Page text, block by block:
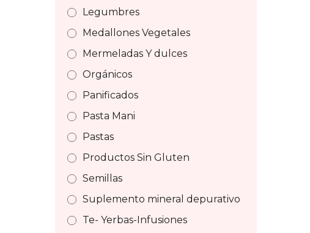
Legumbres
Medallones Vegetales
Mermeladas Y dulces
Orgánicos
Panificados
Pasta Mani
Pastas
Productos Sin Gluten
Semillas
Suplemento mineral depurativo
Te- Yerbas-Infusiones